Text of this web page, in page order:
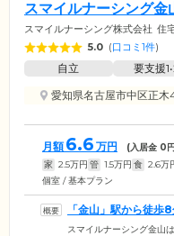
スマイルナーシング金
スマイルナーシング株式会社 住
5.0 (口コミ1件)
自立 要支援
愛知県名古屋市中区正木
月額 6.6 万円 (入居金 0
家 2.5万円 管 1.5万円 食 2.6万
個室 / 基本プラン
「金山」駅から徒歩
スマイルナーシング金山